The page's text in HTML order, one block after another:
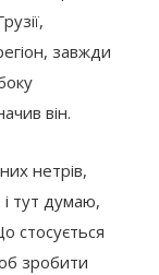
завжди
він.
нетрів,
тут думаю,
стосується
зробити